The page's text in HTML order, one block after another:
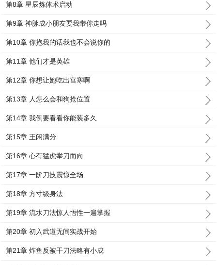
第8章 星辰炼体术启动
第9章 神脉成小朋友要我带你走吗
第10章 你抱我的话我也不会说你的
第11章 他们才是英雄
第12章 你想让她吃出宫寒啊
第13章 人怎么会和狗抢位置
第14章 我倒要看看你能装多久
第15章 王闲满分
第16章 心有猛虎举刀而向
第17章 一阶刀技震惊全场
第18章 方寸级身法
第19章 流水刀法惊人悟性一遍掌握
第20章 初入武道无间实战开始
第21章 炸鱼反被干刀法略有小成